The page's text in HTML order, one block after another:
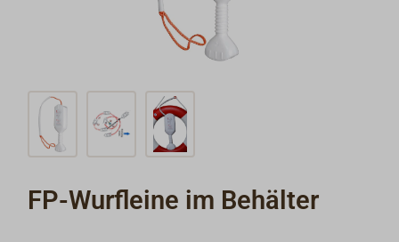
FP-Wurfleine im Behälter